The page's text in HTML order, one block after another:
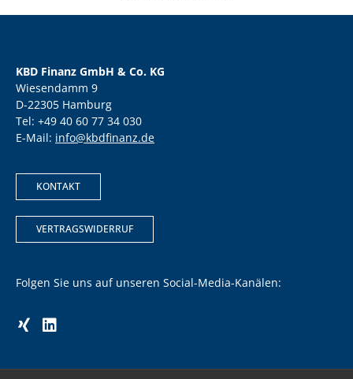
KBD Finanz GmbH & Co. KG
Wiesendamm 9
D-22305 Hamburg
Tel: +49 40 60 77 34 030
E-Mail: info@kbdfinanz.de
KONTAKT
VERTRAGSWIDERRUF
Folgen Sie uns auf unseren Social-Media-Kanälen: